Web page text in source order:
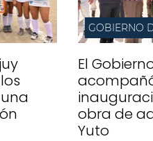
GOBIERNO
El
obra de
Yuto